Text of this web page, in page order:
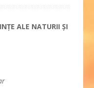
ALE NATURII ŞI